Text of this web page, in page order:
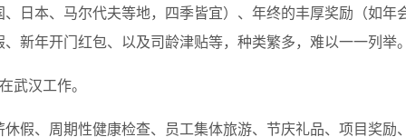
日本、马尔代夫等地，四季皆宜）、年终的丰厚奖励（如年会
新年开门红包、以及司龄津贴等，种类繁多，难以一一列举。
武汉工作。
假、周期性健康检查、员工集体旅游、节庆礼品、项目奖励